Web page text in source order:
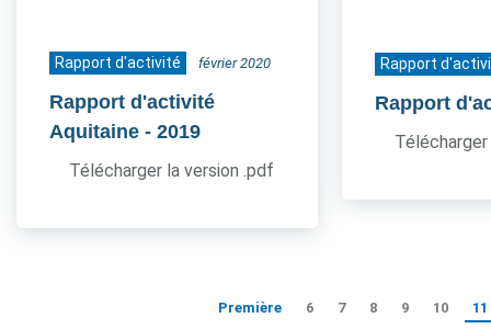
Rapport d'activité février 2020
Rapport d'activité
Aquitaine - 2019
Télécharger la version .pdf
Rapport
Rapport
Première 6 7 8 9 10 11